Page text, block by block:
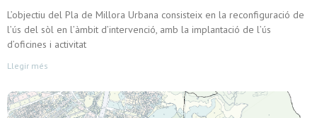
L’objectiu del Pla de Millora Urbana consisteix en la reconfiguració de
l’ús del sòl en l’àmbit d’intervenció, amb la implantació de l’ús
d’oficines i activitat
Llegir més